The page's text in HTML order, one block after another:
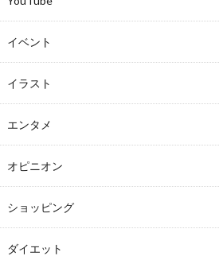
イベント
イラスト
エンタメ
オピニオン
ショッピング
ダイエット